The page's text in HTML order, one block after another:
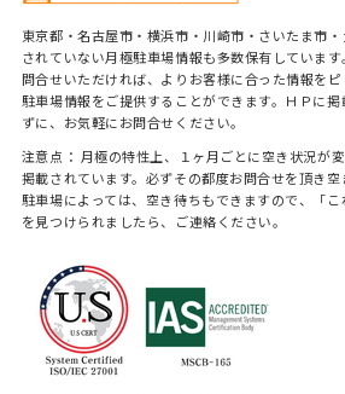
東京都・名古屋市・横浜市・川崎市・さいたま市
されていない月極駐車場情報も多数保有していま
問合せいただければ、よりお客様に合った情報を
駐車場情報をご提供することができます。ＨＰに
ずに、お気軽にお問合せください。
注意点： 月極の特性上、１ヶ月ごとに空き状況が
掲載されています。必ずその都度お問合せを頂き空
駐車場によっては、空き待ちもできますので、「
を見つけられましたら、ご連絡ください。